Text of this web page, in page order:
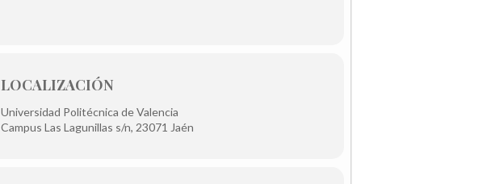
LOCALIZACIÓN
Universidad Politécnica de Valencia
Campus Las Lagunillas s/n, 23071 Jaén